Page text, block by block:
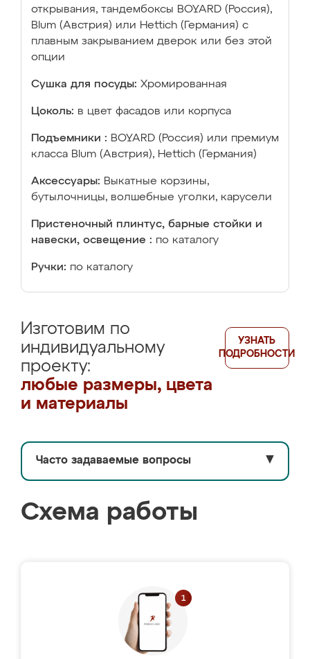
открывания, тандембоксы BOYARD (Россия),
Blum (Австрия) или Hettich (Германия) с
плавным закрыванием дверок или без этой
опции
Сушка для посуды: Хромированная
Цоколь: в цвет фасадов или корпуса
Подъемники : BOYARD (Россия) или премиум
класса Blum (Австрия), Hettich (Германия)
Аксессуары: Выкатные корзины,
бутылочницы, волшебные уголки, карусели
Пристеночный плинтус, барные стойки и
навески, освещение : по каталогу
Ручки: по каталогу
Изготовим по
индивидуальному
проекту:
любые размеры, цвета
и материалы
УЗНАТЬ
ПОДРОБНОСТИ
Часто задаваемые вопросы ▼
Схема работы